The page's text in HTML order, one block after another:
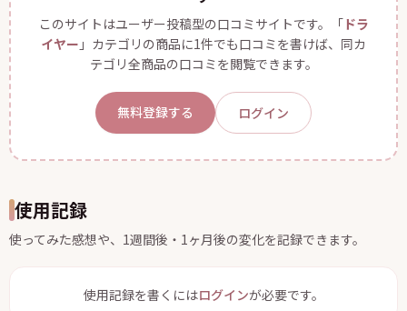
このサイトはユーザー投稿型の口コミサイトです。「ドラ
イヤー
」カテゴリの商品に1件でも口コミを書けば、同カ
テゴリ全商品の口コミを閲覧できます。
無料登録する ログイン
使用記録
使ってみた感想や、1週間後・1ヶ月後の変化を記録できます。
使用記録を書くにはログイン が必要です。